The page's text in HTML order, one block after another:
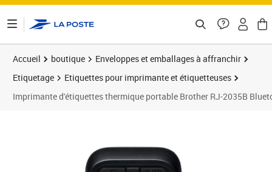
Accueil boutique
Enveloppes et emballages à affranchir
Etiquetage
Etiquettes pour imprimante et étiquetteuses
Imprimante d'étiquettes thermique portable Brother RJ-2035B